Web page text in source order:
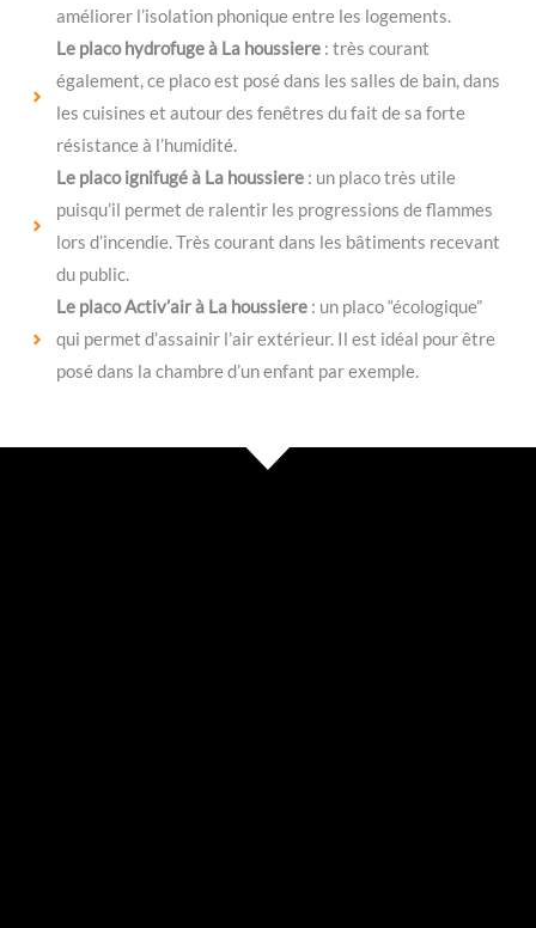
améliorer l’isolation phonique entre les logements.
Le placo hydrofuge à La houssiere : très courant
également, ce placo est posé dans les salles de bain, dans
les cuisines et autour des fenêtres du fait de sa forte
résistance à l’humidité.
Le placo ignifugé à La houssiere : un placo très utile
puisqu’il permet de ralentir les progressions de flammes
lors d’incendie. Très courant dans les bâtiments recevant
du public.
Le placo Activ’air à La houssiere : un placo “écologique”
qui permet d’assainir l’air extérieur. Il est idéal pour être
posé dans la chambre d’un enfant par exemple.